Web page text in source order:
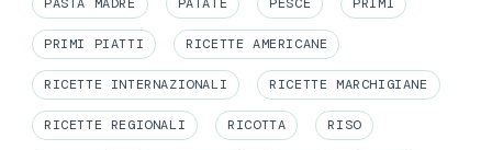
PRIMI PIATTI RICETTE AMERICANE
RICETTE INTERNAZIONALI RICETTE MARCHIGIANE
RICETTE REGIONALI RICOTTA RISO